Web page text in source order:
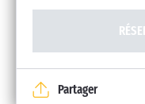
Partager